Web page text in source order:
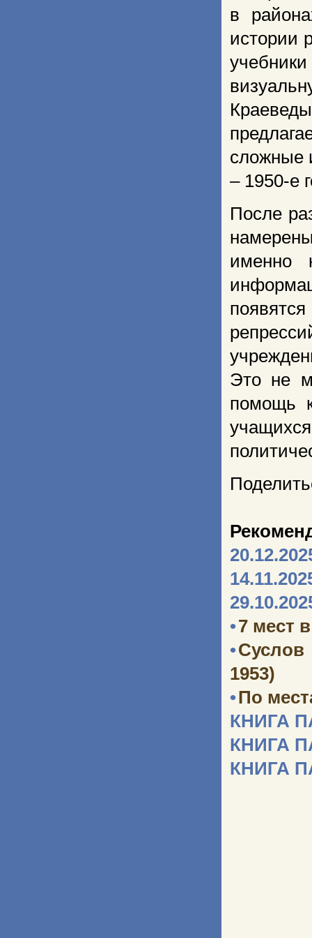
в
истории
сложные
– 1950-е
После
именно
Это не
помощь
•7 мест
•
1953)
•По
КНИГА
КНИГА
КНИГА